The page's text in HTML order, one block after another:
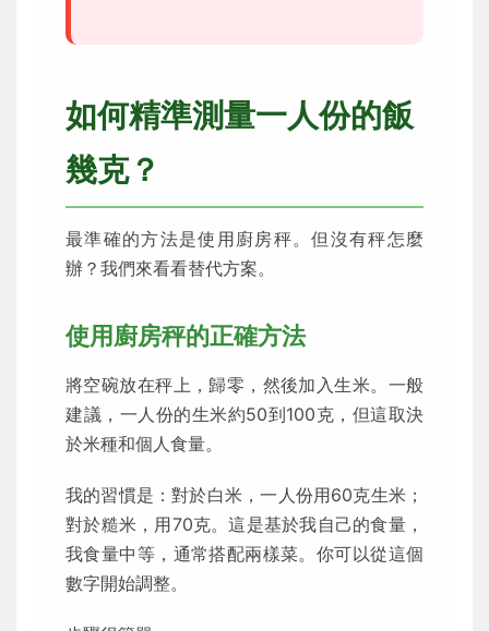
如何精準測量一人份的飯
幾克？
最準確的方法是使用廚房秤。但沒有秤怎麼
辦？我們來看看替代方案。
使用廚房秤的正確方法
將空碗放在秤上，歸零，然後加入生米。一般
建議，一人份的生米約50到100克，但這取決
於米種和個人食量。
我的習慣是：對於白米，一人份用60克生米；
對於糙米，用70克。這是基於我自己的食量，
我食量中等，通常搭配兩樣菜。你可以從這個
數字開始調整。